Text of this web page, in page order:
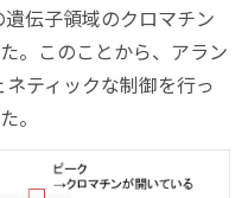
伝子領域のクロマチン
。このことから、アラン
ティックな制御を行っ
。